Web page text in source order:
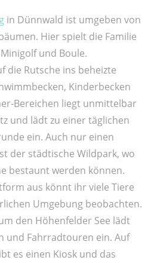
in Dünnwald ist umgeben von
Hier spielt die Familie
und Boule.
die Rutsche ins beheizte
Kinderbecken
Bereichen liegt unmittelbar
und lädt zu einer täglichen
ein. Auch nur einen
der städtische Wildpark, wo
bestaunt werden können.
aus könnt ihr viele Tiere
Umgebung beobachten.
den Höhenfelder See lädt
und Fahrradtouren ein. Auf
es einen Kiosk und das